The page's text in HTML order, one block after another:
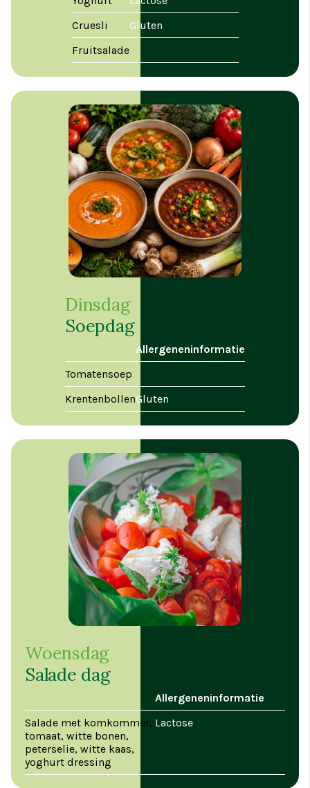
Cruesli
Gluten
Fruitsalade
Dinsdag
Soepdag
Allergeneninformatie
Tomatensoep
KrentenbollenGluten
Woensdag
Salade dag
Allergeneninformatie
Salade met komkommer,
tomaat, witte bonen,
peterselie, witte kaas,
yoghurt dressing
Lactose